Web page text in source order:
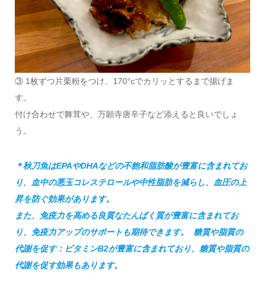
③ 1枚ずつ片栗粉をつけ、170°cでカリッとするまで揚げま
す。
付け合わせで舞茸や、万願寺唐辛子など添えると良いでしょ
う。
＊秋刀魚はEPAやDHAなどの不飽和脂肪酸が豊富に含まれてお
り、血中の悪玉コレステロールや中性脂肪を減らし、血圧の上
昇を防ぐ効果があります。
また、免疫力を高める良質なたんぱく質が豊富に含まれてお
り、免疫力アップのサポートも期待できます。 糖質や脂質の
代謝を促す：ビタミンB2が豊富に含まれており、糖質や脂質の
代謝を促す効果もあります。